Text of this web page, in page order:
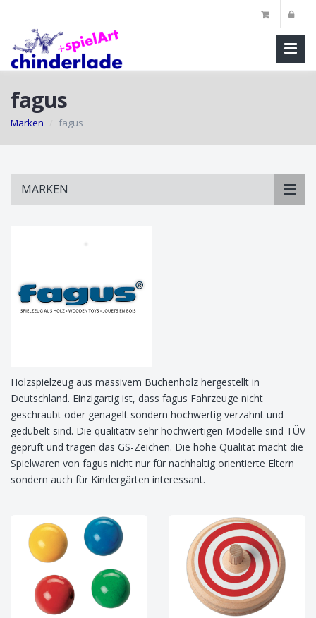
fagus
Marken fagus
MARKEN
Holzspielzeug aus massivem Buchenholz hergestellt in
Deutschland. Einzigartig ist, dass fagus Fahrzeuge nicht
geschraubt oder genagelt sondern hochwertig verzahnt und
gedübelt sind. Die qualitativ sehr hochwertigen Modelle sind TÜV
geprüft und tragen das GS-Zeichen. Die hohe Qualität macht die
Spielwaren von fagus nicht nur für nachhaltig orientierte Eltern
sondern auch für Kindergärten interessant.